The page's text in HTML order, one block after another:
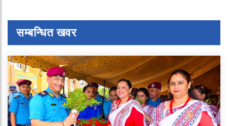
सम्बन्धित खवर